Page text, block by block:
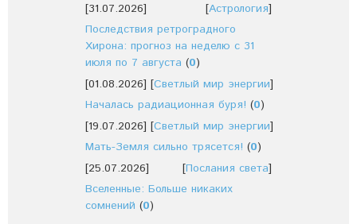
[31.07.2026]
[Астрология]
Последствия ретроградного
Хирона: прогноз на неделю с 31
июля по 7 августа (0)
[01.08.2026] [Светлый мир энергии]
Началась радиационная буря! (0)
[19.07.2026] [Светлый мир энергии]
Мать-Земля сильно трясется! (0)
[25.07.2026]
[Послания света]
Вселенные: Больше никаких
сомнений (0)